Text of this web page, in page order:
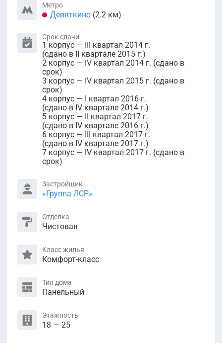
Метро
Девяткино (2.2 км)
Срок сдачи
1 корпус — III квартал 2014 г.
(сдано в II квартале 2015 г.)
2 корпус — IV квартал 2014 г. (сдано в
срок)
3 корпус — IV квартал 2015 г. (сдано в
срок)
4 корпус — I квартал 2016 г.
(сдано в IV квартале 2014 г.)
5 корпус — II квартал 2017 г.
(сдано в IV квартале 2016 г.)
6 корпус — III квартал 2017 г.
(сдано в IV квартале 2017 г.)
7 корпус — IV квартал 2017 г. (сдано в
срок)
Застройщик
«Группа ЛСР»
Отделка
Чистовая
Класс жилья
Комфорт-класс
Тип дома
Панельный
Этажность
18 — 25